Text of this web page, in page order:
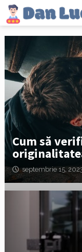
Cum să
septembrie 15,